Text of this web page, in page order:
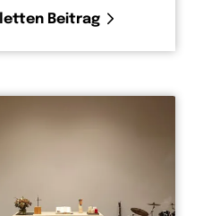
Beitrag